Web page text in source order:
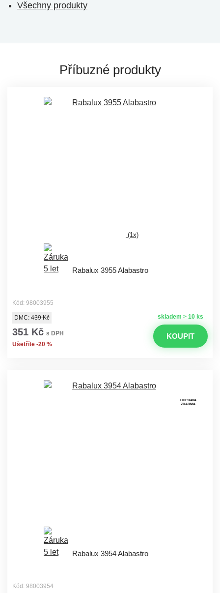
Všechny produkty
Příbuzné produkty
(1x)
Rabalux 3955 Alabastro
Kód: 98003955
skladem > 10 ks
DMC: 439 Kč
351 Kč s DPH
Ušetříte -20 %
KOUPIT
DOPRAVA
ZDARMA
Rabalux 3954 Alabastro
Kód: 98003954